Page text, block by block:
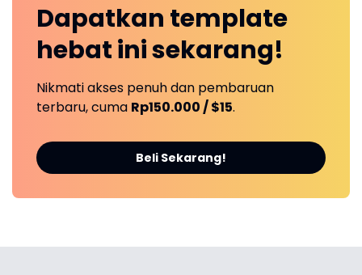
Dapatkan template
hebat inisekarang!
Nikmati akses penuh dan pembaruan
terbaru, cuma Rp150.000 / $15.
Beli Sekarang!